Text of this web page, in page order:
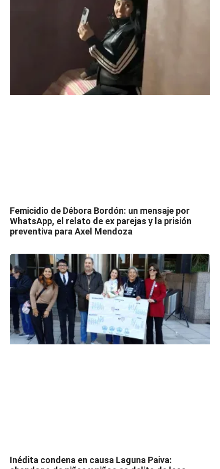
Femicidio de Débora Bordón: un mensaje por
WhatsApp, el relato de ex parejas y la prisión
preventiva para Axel Mendoza
Inédita condena en causa Laguna Paiva: